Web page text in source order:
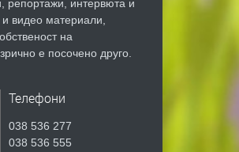
репортажи, интервюта и
видео материали,
на
е посочено друго.
Телефони
038 536 277
038 536 555